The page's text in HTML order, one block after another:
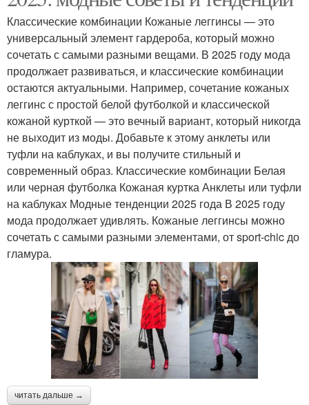
Классические комбинации Кожаные леггинсы — это
универсальный элемент гардероба, который можно
сочетать с самыми разными вещами. В 2025 году мода
продолжает развиваться, и классические комбинации
остаются актуальными. Например, сочетание кожаных
леггинс с простой белой футболкой и классической
кожаной курткой — это вечный вариант, который никогда
не выходит из моды. Добавьте к этому анклеты или
туфли на каблуках, и вы получите стильный и
современный образ. Классические комбинации Белая
или черная футболка Кожаная куртка Анклеты или туфли
на каблуках Модные тенденции 2025 года В 2025 году
мода продолжает удивлять. Кожаные леггинсы можно
сочетать с самыми разными элементами, от sport-chic до
гламура.
читать дальше →